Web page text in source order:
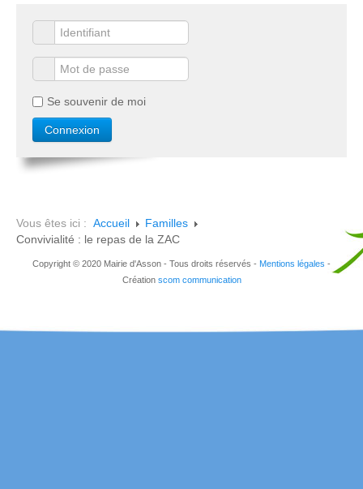
Se souvenir de moi
Vous êtes ici : Accueil
Familles
Convivialité : le repas de la ZAC
Copyright © 2020 Mairie d'Asson - Tous droits réservés - Mentions légales -
Création scom communication